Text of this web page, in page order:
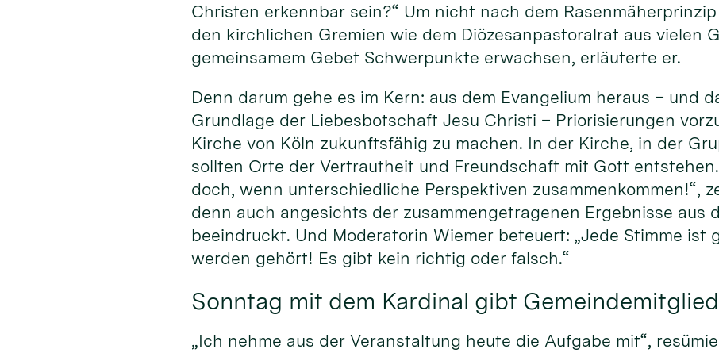
Christen erkennbar sein?“ Um nicht nach dem
den kirchlichen Gremien wie dem Diözesanpastoralrat aus vielen
gemeinsamem Gebet Schwerpunkte erwachsen, erläuterte er.
Denn darum gehe es im Kern: aus dem Evangelium heraus – und
Grundlage der Liebesbotschaft Jesu Christi – Priorisierungen
Kirche von Köln zukunftsfähig zu machen. In der Kirche, in der
sollten Orte der Vertrautheit und Freundschaft mit Gott
doch, wenn unterschiedliche Perspektiven zusammenkommen!“,
denn auch angesichts der zusammengetragenen Ergebnisse aus
beeindruckt. Und Moderatorin Wiemer beteuert: „Jede Stimme ist
werden gehört! Es gibt kein richtig oder falsch.“
Sonntag mit dem Kardinal gibt
„Ich nehme aus der Veranstaltung heute die Aufgabe mit“,